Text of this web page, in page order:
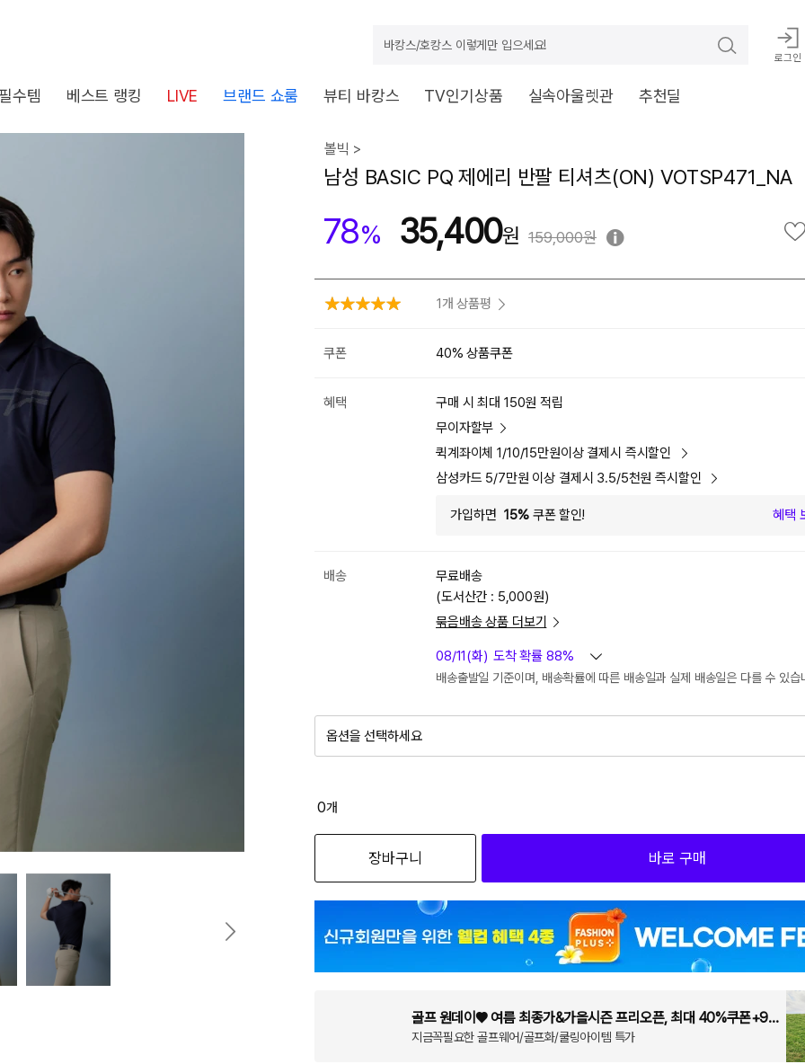
바캉스/호캉스 이렇게만 입으세요!
로그인
수템 베스트 랭킹 LIVE 브랜드 쇼룸 뷰티 바캉스 TV인기상품 실속아울렛관 추천딜
볼빅 >
남성 BASIC PQ 제에리 반팔 티셔츠(ON) VOTSP471_NA
78% 35,400 159,000원
1개 상품평
쿠폰 40% 상품쿠폰
혜택
구매 시 최대 150원 적립
무이자할부
퀵계좌이체 1/10/15만원이상 결제시 즉시할인
삼성카드 5/7만원 이상 결제시 3.5/5천원 즉시할인
가입하면 15%쿠폰 할인! 혜택
배송
무료배송
(도서산간 : 5,000원)
묶음배송 상품 더보기
08/11(화) 도착 확률 88%
배송출발일 기준이며, 배송확률에 따른 배송일과 실제 배송일은 다를 수 있습
옵션을 선택하세요
100 사이즈
0개
장바구니 바로 구매
골프 원데이♥ 여름 최종가&가을시즌 프리오픈, 최대 40%쿠폰+95%OFF!
지금꼭필요한 골프웨어/골프화/쿨링아이템 특가